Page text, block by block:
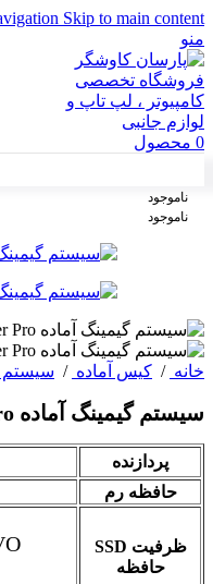
Skip to main content
منو
0 محصول
ناموجود
ناموجود
خانه / کیس آماده / سیستم
سیستم گیمینگ آماده Cooler Master Pro
پردازنده
حافظه رم
SSD ظرفیت
حافظه